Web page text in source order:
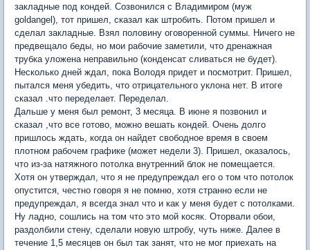
закладные под кондей. Созвонился с Владимиром (муж
goldangel), тот пришел, сказал как штробить. Потом пришел и
сделал закладные. Взял половину оговоренной суммы. Ничего не
предвещало беды, но мои рабочие заметили, что дренажная
трубка уложена неправильно (конденсат сливаться не будет).
Несколько дней ждал, пока Володя придет и посмотрит. Пришел,
пытался меня убедить, что отрицательного уклона нет. В итоге
сказал .что переделает. Переделал.
Дальше у меня был ремонт, 3 месяца. В июне я позвонил и
сказал ,что все готово, можно вешать кондей. Очень долго
пришлось ждать, когда он найдет свободное время в своем
плотном рабочем графике (может недели 3). Пришел, оказалось,
что из-за натяжного потолка внутренний блок не помещается.
Хотя он утверждал, что я не предупреждал его о том что потолок
опустится, честно говоря я не помню, хотя странно если не
предупреждал, я всегда знал что и как у меня будет с потолками.
Ну ладно, сошлись на том что это мой косяк. Оторвали обои,
раздолбили стену, сделали новую штробу, чуть ниже. Далее в
течение 1,5 месяцев он был так занят, что не мог приехать на